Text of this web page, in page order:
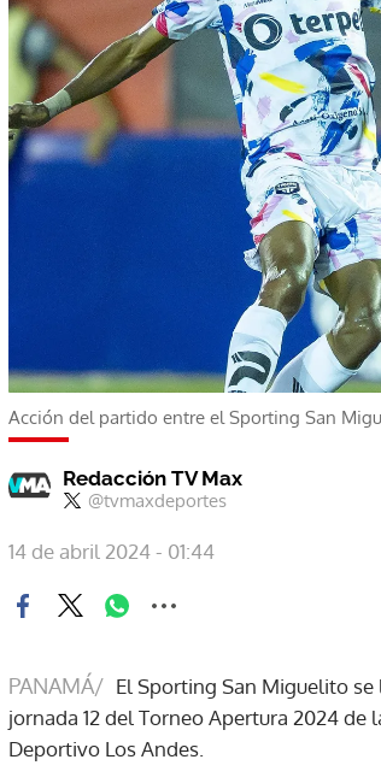
Acción del partido entre el Sporting San
Redacción TV Max
@tvmaxdeportes
14 de abril 2024 - 01:44
PANAMÁ/ El Sporting San Miguelito se
jornada 12 del Torneo Apertura 2024 de
Deportivo Los Andes.